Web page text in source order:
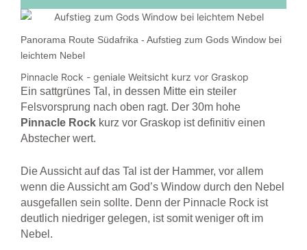
Panorama Route Südafrika - Aufstieg zum Gods Window bei
leichtem Nebel
Pinnacle Rock - geniale Weitsicht kurz vor Graskop
Ein sattgrünes Tal, in dessen Mitte ein steiler
Felsvorsprung nach oben ragt. Der 30m hohe
Pinnacle Rock kurz vor Graskop ist definitiv einen
Abstecher wert.
Die Aussicht auf das Tal ist der Hammer, vor allem
wenn die Aussicht am God’s Window durch den Nebel
ausgefallen sein sollte. Denn der Pinnacle Rock ist
deutlich niedriger gelegen, ist somit weniger oft im
Nebel.